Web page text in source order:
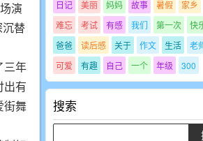
演
替
三年
出有
街舞
日记 美丽 妈妈 故事 暑假 家乡
难忘
考试 有感 我们 第一次
快
爸爸
读后感 关于 作文 生活
老
可爱
有趣 自己 一个 年级 300
搜索